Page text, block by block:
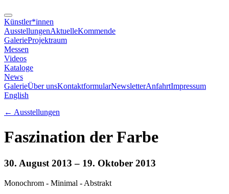
Künstler*innen
AusstellungenAktuelleKommende
GalerieProjektraum
Messen
Videos
Kataloge
News
GalerieÜber unsKontaktformularNewsletterAnfahrtImpressum
English
← Ausstellungen
Faszination der Farbe
30. August 2013 – 19. Oktober 2013
Monochrom - Minimal - Abstrakt